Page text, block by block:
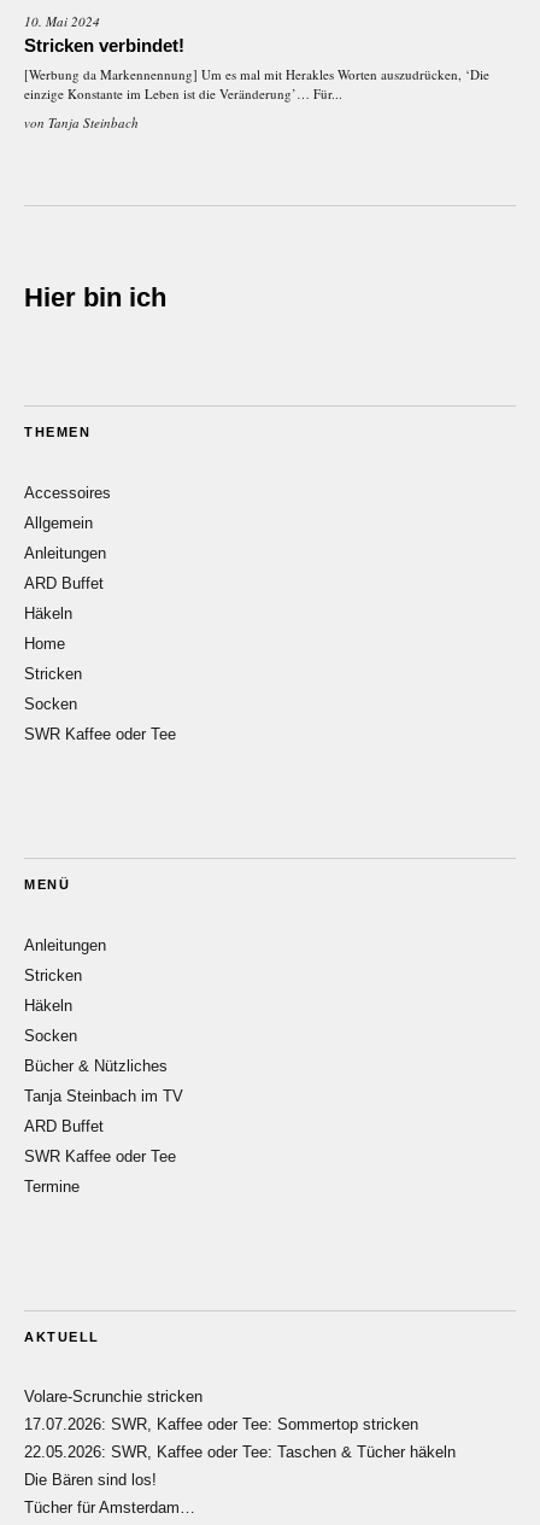
10. Mai 2024
Stricken verbindet!
[Werbung da Markennennung] Um es mal mit Herakles Worten auszudrücken, ‘Die
einzige Konstante im Leben ist die Veränderung’… Für...
von Tanja Steinbach
Hier bin ich
THEMEN
Accessoires
Allgemein
Anleitungen
ARD Buffet
Häkeln
Home
Stricken
Socken
SWR Kaffee oder Tee
MENÜ
Anleitungen
Stricken
Häkeln
Socken
Bücher & Nützliches
Tanja Steinbach im TV
ARD Buffet
SWR Kaffee oder Tee
Termine
AKTUELL
Volare-Scrunchie stricken
17.07.2026: SWR, Kaffee oder Tee: Sommertop stricken
22.05.2026: SWR, Kaffee oder Tee: Taschen & Tücher häkeln
Die Bären sind los!
Tücher für Amsterdam…